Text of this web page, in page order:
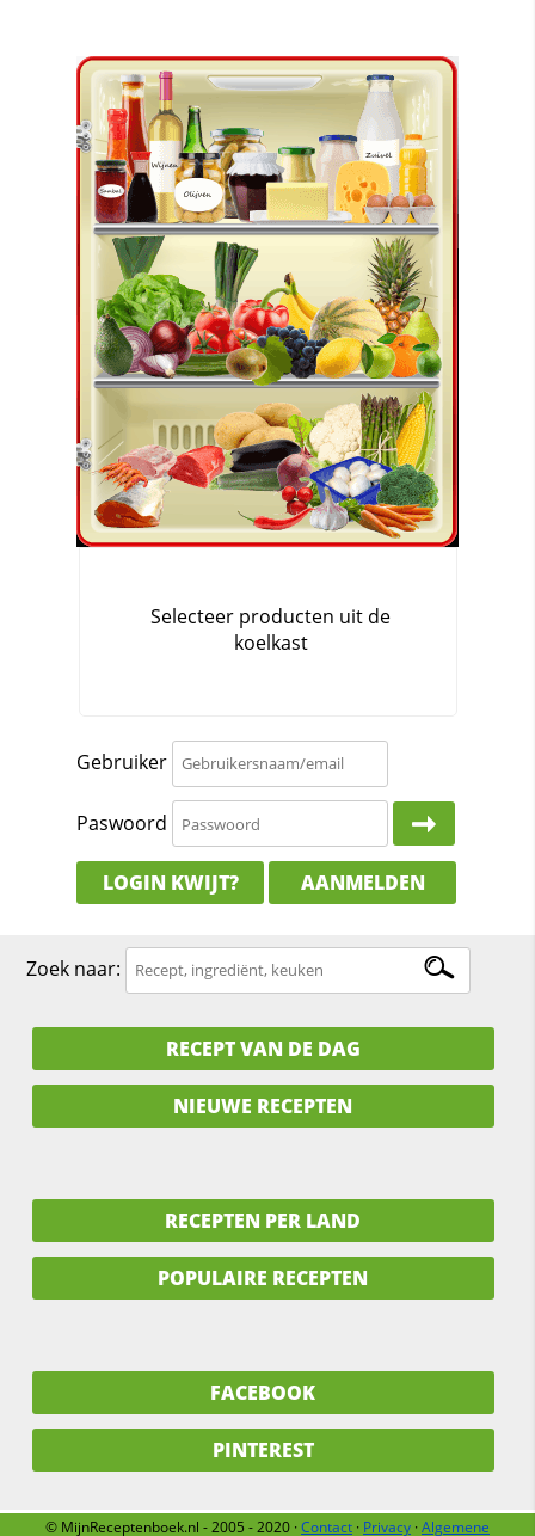
Gebruiker
Paswoord
LOGIN KWIJT? AANMELDEN
Zoek naar:
RECEPT VAN DE DAG
NIEUWE RECEPTEN
RECEPTEN PER LAND
POPULAIRE RECEPTEN
FACEBOOK
PINTEREST
© MijnReceptenboek.nl - 2005 - 2020 ·Contact · Privacy ·Algemene